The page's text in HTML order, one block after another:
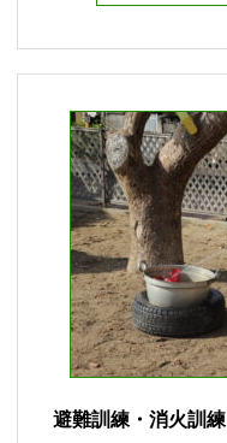
避難訓練・消火訓練